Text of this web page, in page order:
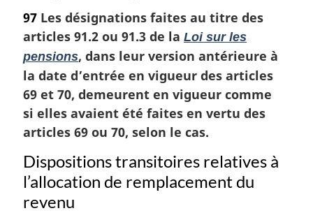
t
e
m
a
r
g
i
n
l
e
:
97 Les désignations faites au titre des
articles 91.2 ou 91.3 de la Loi sur les
pensions, dans leur version antérieure à
la date d’entrée en vigueur des articles
69 et 70, demeurent en vigueur comme
si elles avaient été faites en vertu des
articles 69 ou 70, selon le cas.
Dispositions transitoires relatives à
l’allocation de remplacement du
revenu